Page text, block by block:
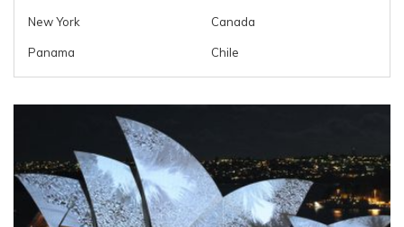
New York Canada
Panama Chile